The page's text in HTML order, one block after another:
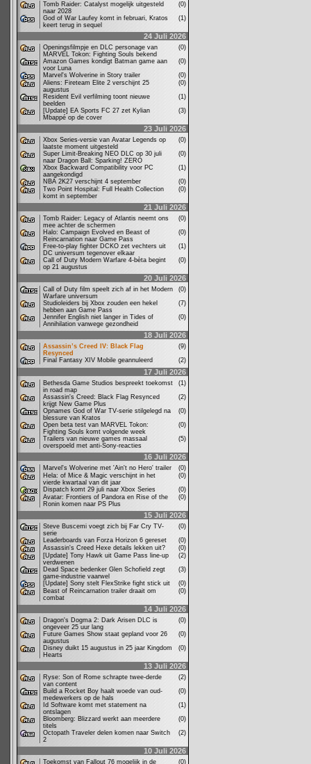
Tomb Raider: Catalyst mogelijk uitgesteld
naar 2028
(0)
God of War Laufey komt in februari, Kratos
keert terug in sequel
(1)
24 Juli 2026
Openingsfilmpje en DLC personage van
MARVEL Tokon: Fighting Souls bekend
(0)
Amazon Games kondigt Batman game aan
voor Luna
(0)
Marvel's Wolverine in Story trailer
(0)
Aliens: Fireteam Elite 2 verschijnt 25
augustus
(0)
Resident Evil verfilming toont nieuwe
beelden
(1)
[Update] EA Sports FC 27 zet Kylian
Mbappé op de cover
(3)
23 Juli 2026
Xbox Series-versie van Avatar Legends op
laatste moment uitgesteld
(0)
Super Limit-Breaking NEO DLC op 30 juli
naar Dragon Ball: Sparking! ZERO
(0)
Xbox Backward Compatibility voor PC
aangekondigd
(1)
NBA 2K27 verschijnt 4 september
(0)
Two Point Hospital: Full Health Collection
komt in september
(0)
21 Juli 2026
Tomb Raider: Legacy of Atlantis neemt ons
mee achter de schermen
(0)
Halo: Campaign Evolved en Beast of
Reincarnation naar Game Pass
(0)
Free-to-play fighter DCKO zet vechters uit
DC universum tegenover elkaar
(1)
Call of Duty Modern Warfare 4-bèta begint
op 21 augustus
(0)
20 Juli 2026
Call of Duty film speelt zich af in het Modern
Warfare universum
(0)
Studioleiders bij Xbox zouden een hekel
hebben aan Game Pass
(7)
Jennifer English niet langer in Tides of
Annihilation vanwege gezondheid
(0)
18 Juli 2026
Assassin’s Creed IV: Black Flag
Resynced
(9)
Final Fantasy XIV Mobile geannuleerd
(2)
17 Juli 2026
Bethesda Game Studios bespreekt toekomst
in road map
(1)
Assassin's Creed: Black Flag Resynced
krijgt New Game Plus
(2)
Opnames God of War TV-serie stilgelegd na
blessure van Kratos
(0)
Open beta test van MARVEL Tokon:
Fighting Souls komt volgende week
(0)
Trailers van nieuwe games massaal
overspoeld met anti-Sony-reacties
(5)
16 Juli 2026
Marvel's Wolverine met 'Ain't no Hero' trailer
(0)
Hela: of Mice & Magic verschijnt in het
vierde kwartaal van dit jaar
(0)
Dispatch komt 29 juli naar Xbox Series
(0)
Avatar: Frontiers of Pandora en Rise of the
Ronin komen naar PS Plus
(0)
15 Juli 2026
Steve Buscemi voegt zich bij Far Cry TV-
serie
(0)
Leaderboards van Forza Horizon 6 gereset
(0)
Assassin's Creed Hexe details lekken uit?
(0)
[Update] Tony Hawk uit Game Pass line-up
verdwenen
(2)
Dead Space bedenker Glen Schofield zegt
game-industrie vaarwel
(3)
[Update] Sony stelt FlexStrike fight stick uit
(0)
Beast of Reincarnation trailer draait om
combat
(0)
14 Juli 2026
Dragon's Dogma 2: Dark Arisen DLC is
ongeveer 25 uur lang
(0)
Future Games Show staat gepland voor 26
augustus
(0)
Disney duikt 15 augustus in 25 jaar Kingdom
Hearts
(0)
13 Juli 2026
Ryse: Son of Rome schrapte twee-derde
van content
(2)
Build a Rocket Boy haalt woede van oud-
medewerkers op de hals
(0)
Id Software komt met statement na
ontslagen
(1)
Bloomberg: Blizzard werkt aan meerdere
titels
(0)
Octopath Traveler delen komen naar Switch
2
(2)
10 Juli 2026
Toekomst van Fallout 76 mogelijk in de (0)